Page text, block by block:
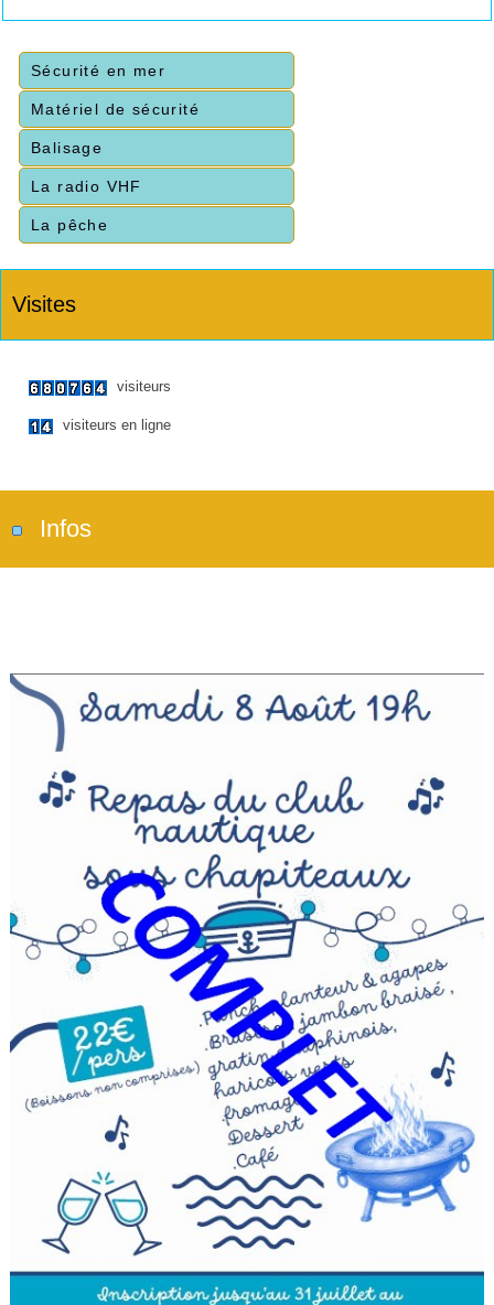
Sécurité en mer
Matériel de sécurité
Balisage
La radio VHF
La pêche
Visites
visiteurs
visiteurs en ligne
Infos